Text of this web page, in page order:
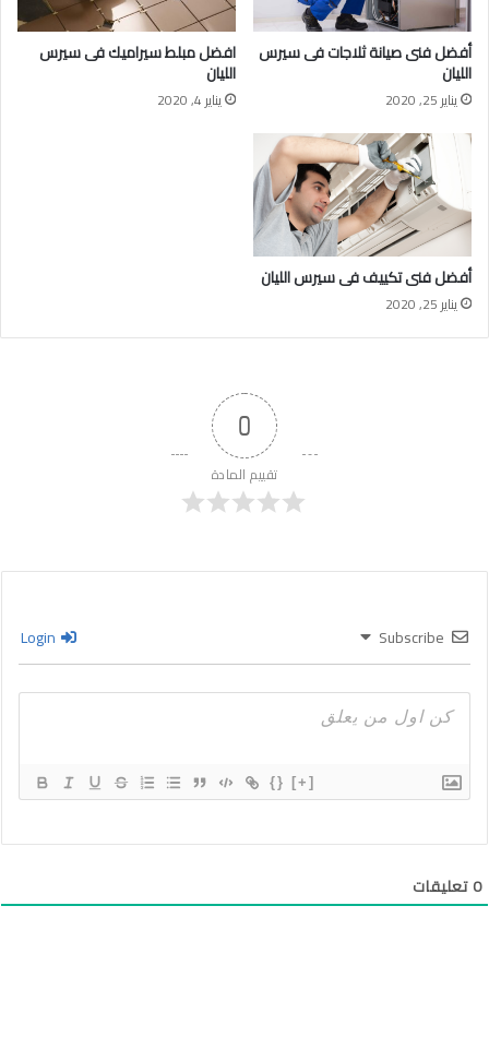
أفضل فنى صيانة ثلاجات فى سيرس
الليان
يناير 25, 2020
افضل مبلط سيراميك فى سيرس
الليان
يناير 4, 2020
أفضل فنى تكييف فى سيرس الليان
يناير 25, 2020
0
تقييم المادة
Subscribe
{} [+]
0تعليقات